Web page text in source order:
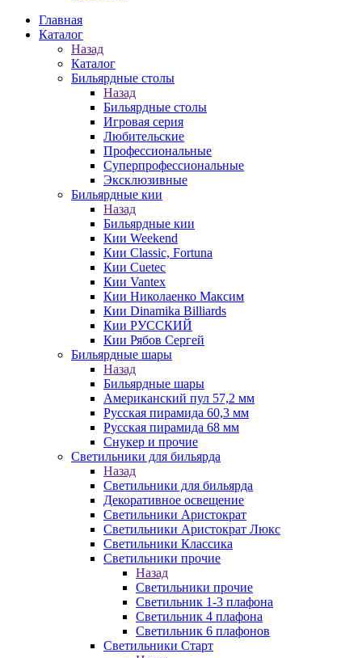
Главная
Каталог
Назад
Каталог
Бильярдные столы
Назад
Бильярдные столы
Игровая серия
Любительские
Профессиональные
Суперпрофессиональные
Эксклюзивные
Бильярдные кии
Назад
Бильярдные кии
Кии Weekend
Кии Classic, Fortuna
Кии Cuetec
Кии Vantex
Кии Николаенко Максим
Кии Dinamika Billiards
Кии РУССКИЙ
Кии Рябов Сергей
Бильярдные шары
Назад
Бильярдные шары
Американский пул 57,2 мм
Русская пирамида 60,3 мм
Русская пирамида 68 мм
Снукер и прочие
Светильники для бильярда
Назад
Светильники для бильярда
Декоративное освещение
Светильники Аристократ
Светильники Аристократ Люкс
Светильники Классика
Светильники прочие
Назад
Светильники прочие
Светильник 1-3 плафона
Светильник 4 плафона
Светильник 6 плафонов
Светильники Старт